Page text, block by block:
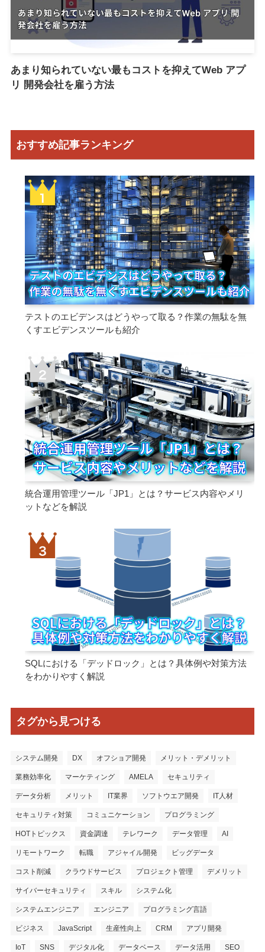
あまり知られていない最もコストを抑えてWeb アプ
リ 開発会社を雇う方法
おすすめ記事ランキング
テストのエビデンスはどうやって取る？作業の無駄を無
くすエビデンスツールも紹介
統合運用管理ツール「JP1」とは？サービス内容やメリ
ットなどを解説
SQLにおける「デッドロック」とは？具体例や対策方法
をわかりやすく解説
タグから見つける
システム開発 DX オフショア開発 メリット・デメリット
業務効率化 マーケティング AMELA セキュリティ
データ分析 メリット IT業界 ソフトウエア開発 IT人材
セキュリティ対策 コミュニケーション プログラミング
HOTトピックス 資金調達 テレワーク データ管理 AI
リモートワーク 転職 アジャイル開発 ビッグデータ
コスト削減 クラウドサービス プロジェクト管理 デメリット
サイバーセキュリティ スキル システム化
システムエンジニア エンジニア プログラミング言語
ビジネス JavaScript 生産性向上 CRM アプリ開発
IoT SNS デジタル化 データベース データ活用 SEO